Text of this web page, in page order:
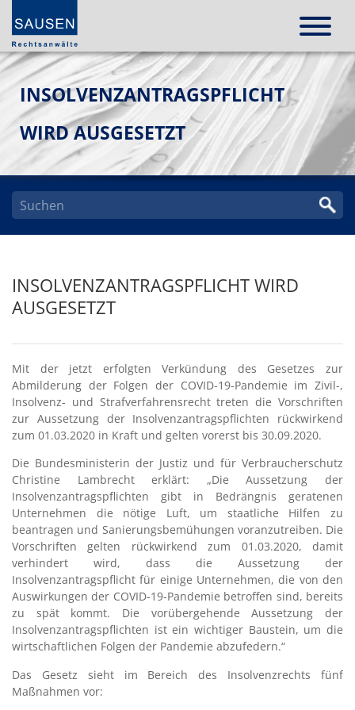
INSOLVENZANTRAGSPFLICHT
WIRD AUSGESETZT
INSOLVENZANTRAGSPFLICHT WIRD
AUSGESETZT
Mit der jetzt erfolgten Verkündung des Gesetzes zur
Abmilderung der Folgen der COVID-19-Pandemie im Zivil-,
Insolvenz- und Strafverfahrensrecht treten die Vorschriften
zur Aussetzung der Insolvenzantragspflichten rückwirkend
zum 01.03.2020 in Kraft und gelten vorerst bis 30.09.2020.
Die Bundesministerin der Justiz und für Verbraucherschutz
Christine Lambrecht erklärt: „Die Aussetzung der
Insolvenzantragspflichten gibt in Bedrängnis geratenen
Unternehmen die nötige Luft, um staatliche Hilfen zu
beantragen und Sanierungsbemühungen voranzutreiben. Die
Vorschriften gelten rückwirkend zum 01.03.2020, damit
verhindert wird, dass die Aussetzung der
Insolvenzantragspflicht für einige Unternehmen, die von den
Auswirkungen der COVID-19-Pandemie betroffen sind, bereits
zu spät kommt. Die vorübergehende Aussetzung der
Insolvenzantragspflichten ist ein wichtiger Baustein, um die
wirtschaftlichen Folgen der Pandemie abzufedern.“
Das Gesetz sieht im Bereich des Insolvenzrechts fünf
Maßnahmen vor: